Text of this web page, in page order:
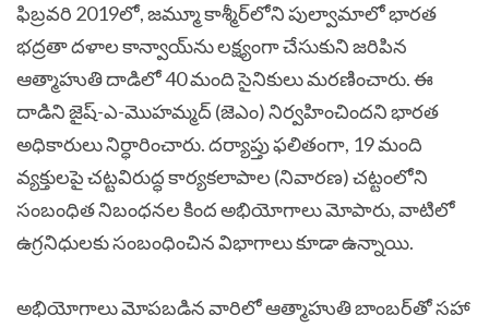
ఫిబ్రవరి 2019లో, జమ్మూ కాశ్మీర్‌లోని పుల్వామాలో భారత
భద్రతా దళాల కాన్వాయ్‌ను లక్ష్యంగా చేసుకుని జరిపిన
ఆత్మాహుతి దాడిలో 40 మంది సైనికులు మరణించారు. ఈ
దాడిని జైష్-ఎ-మొహమ్మద్ (జెఎం) నిర్వహించిందని భారత
అధికారులు నిర్ధారించారు. దర్యాప్తు ఫలితంగా, 19 మంది
వ్యక్తులపై చట్టవిరుద్ధ కార్యకలాపాల (నివారణ) చట్టంలోని
సంబంధిత నిబంధనల కింద అభియోగాలు మోపారు, వాటిలో
ఉగ్రనిధులకు సంబంధించిన విభాగాలు కూడా ఉన్నాయి.
అభియోగాలు మోపబడిన వారిలో ఆత్మాహుతి బాంబర్‌తో సహా